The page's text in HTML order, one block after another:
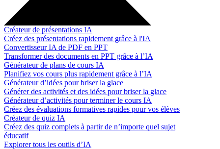
Créateur de présentations IA
Créez des présentations rapidement grâce à l'IA
Convertisseur IA de PDF en PPT
Transformer des documents en PPT grâce à l’IA
Générateur de plans de cours IA
Planifiez vos cours plus rapidement grâce à l’IA
Générateur d’idées pour briser la glace
Générer des activités et des idées pour briser la glace
Générateur d’activités pour terminer le cours IA
Créez des évaluations formatives rapides pour vos élèves
Créateur de quiz IA
Créez des quiz complets à partir de n’importe quel sujet
éducatif
Explorer tous les outils d’IA